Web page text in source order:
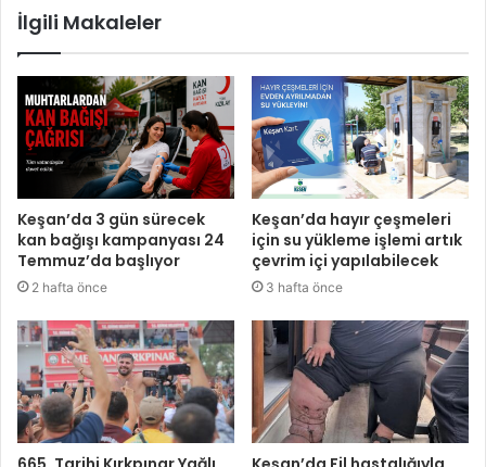
İlgili Makaleler
Keşan’da 3 gün sürecek
kan bağışı kampanyası 24
Temmuz’da başlıyor
2 hafta önce
Keşan’da hayır çeşmeleri
için su yükleme işlemi artık
çevrim içi yapılabilecek
3 hafta önce